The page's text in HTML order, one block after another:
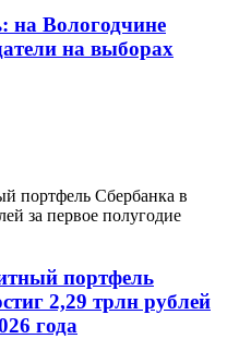
на Вологодчине
на выборах
портфель
2,29 трлн рублей
года